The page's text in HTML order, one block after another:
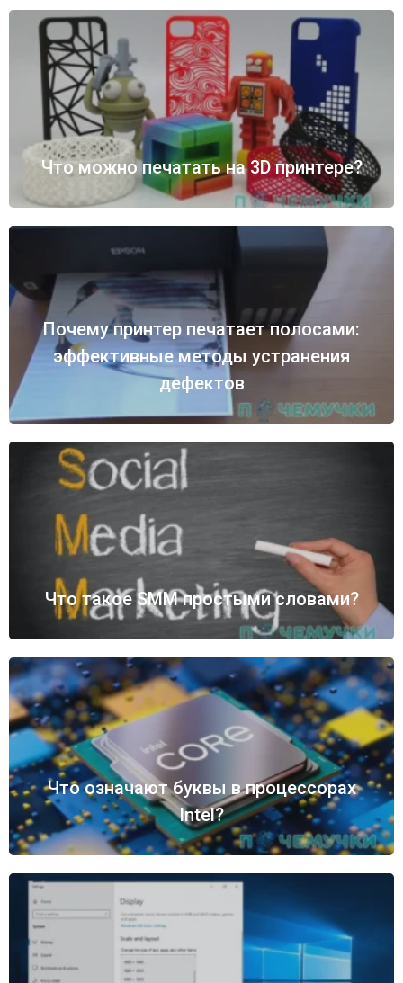
Что можно печатать на 3D принтере?
Почему принтер печатает полосами:
эффективные методы устранения
дефектов
Что такое SMM простыми словами?
Что означают буквы в процессорах
Intel?